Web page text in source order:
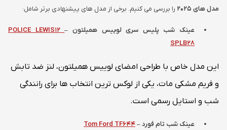
مدل های ۲۰۲۵ را بررسی می کنیم. برخی از مدل های پیشنهادی برتر شامل:
عینک شب پلیس سری لوییس همیلتون –
POLICE LEWIS12
SPLB28
این مدل خاص با طراحی امضای لوییس همیلتون، لنز ضد تابش
و فریم مشکی مات، یکی از لوکس ترین انتخاب ها برای رانندگی
شب و استایل رسمی است.
عینک شب تام فورد–
Tom Ford TF644